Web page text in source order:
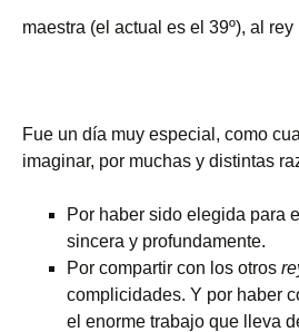
maestra (el actual es el 39º), al
Fue un día muy especial, como
imaginar, por muchas y distintas
Por haber sido elegida para
sincera y profundamente.
Por compartir con los otros
complicidades. Y por haber
el enorme trabajo que lleva